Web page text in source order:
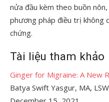
nửa đầu kèm theo buồn
phương pháp điều trị không
chứng.
Tài liệu tham khảo
Ginger for Migraine: A New
Batya Swift Yasgur, MA, LSW